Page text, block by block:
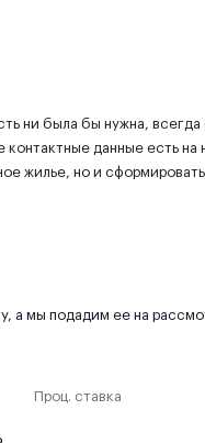
ни была бы нужна,
контактные данные есть
жилье, но и
а мы подадим ее на
Проц. ставка